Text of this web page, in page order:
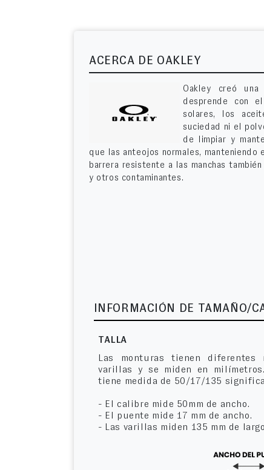
ACERCA DE OAKLEY
Oakley creó
desprende con
solares, los
suciedad ni el
de limpiar y
que las anteojos normales,
barrera resistente a las manchas
y otros contaminantes.
INFORMACIÓN DE TAMAÑO/
TALLA
Las monturas tienen
varillas y se miden en
tiene medida de 50/17/135
- El calibre mide 50mm de ancho.
- El puente mide 17 mm de ancho.
- Las varillas miden 135 mm de